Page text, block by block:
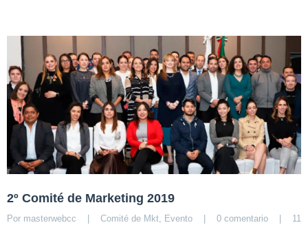
2º Comité de Marketing 2019
Por masterwebcc Comité de Mkt, Evento 0 comentario
11